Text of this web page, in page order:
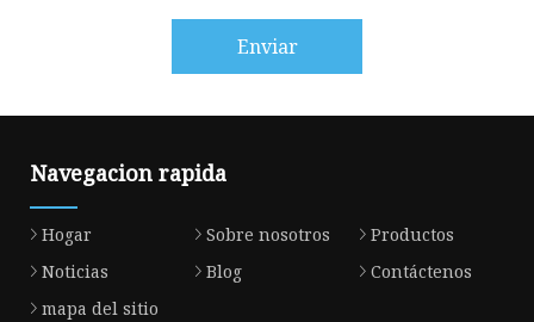
Enviar
Navegacion rapida
Hogar Sobre nosotros
Productos
Noticias
Blog
Contáctenos
mapa del sitio